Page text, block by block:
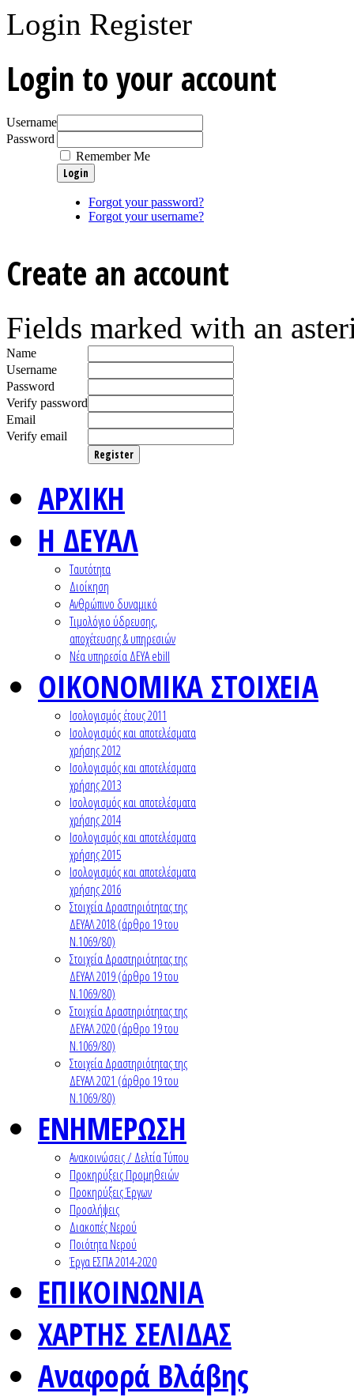
Login Register
Login to your account
Username
Password
Remember Me
Forgot your password?
Forgot your username?
Create an account
Fields marked with an
Name
Username
Password
Verify password
Email
Verify email
Register
ΑΡΧΙΚΗ
Η ΔΕΥΑΛ
Ταυτότητα
Διοίκηση
Ανθρώπινο δυναμικό
Τιμολόγιο ύδρευσης,
αποχέτευσης & υπηρεσιών
Nέα υπηρεσία ΔΕΥΑ ebill
ΟΙΚΟΝΟΜΙΚΑ ΣΤΟΙΧΕΙΑ
Ισολογισμός έτους 2011
Ισολογισμός και αποτελέσματα
χρήσης 2012
Ισολογισμός και αποτελέσματα
χρήσης 2013
Ισολογισμός και αποτελέσματα
χρήσης 2014
Ισολογισμός και αποτελέσματα
χρήσης 2015
Ισολογισμός και αποτελέσματα
χρήσης 2016
Στοιχεία Δραστηριότητας της
ΔΕΥΑΛ 2018 (άρθρο 19 του
Ν.1069/80)
Στοιχεία Δραστηριότητας της
ΔΕΥΑΛ 2019 (άρθρο 19 του
Ν.1069/80)
Στοιχεία Δραστηριότητας της
ΔΕΥΑΛ 2020 (άρθρο 19 του
Ν.1069/80)
Στοιχεία Δραστηριότητας της
ΔΕΥΑΛ 2021 (άρθρο 19 του
Ν.1069/80)
ΕΝΗΜΕΡΩΣΗ
Ανακοινώσεις / Δελτία Τύπου
Προκηρύξεις Προμηθειών
Προκηρύξεις Έργων
Προσλήψεις
Διακοπές Νερού
Ποιότητα Νερού
Έργα ΕΣΠΑ 2014-2020
ΕΠΙΚΟΙΝΩΝΙΑ
ΧΑΡΤΗΣ ΣΕΛΙΔΑΣ
Αναφορά Βλάβης